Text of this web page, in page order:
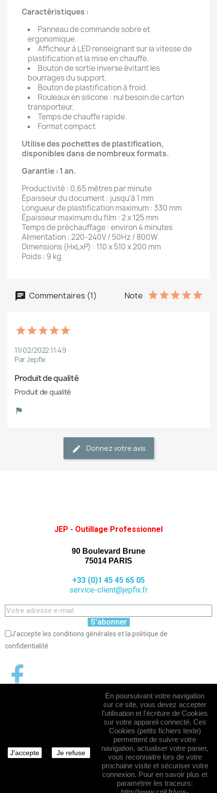
Caractéristiques :
Panneau de commande sobre et
ergonomique.
Afficheur à LED renseignant sur la vitesse de
plastification et la mise en chauffe.
Bouton de sortie inverse évitant les
bourrages du support.
Bouton de plastification à froid.
Rouleaux en silicone : nul besoin de carton
transporteur.
Temps de chauffe rapide.
Format compact
Utilise des pochettes de plastification,
disponibles dans de nombreux formats.
Garantie : 1 an.
Productivité : 0,65 mètres par minute
Épaisseur du document : jusqu'à 1 mm
Longueur de plastification maximum : 330 mm
Épaisseur maximum du film : 2 x 125 mm
Temps de préchauffage : environ 4 minutes
Alimentation : 220-240V / 50Hz / 800W
Dimensions (HxLxP) : 110 x 510 x 200 mm
Poids : 9 kg
Commentaires (1) Note
11/02/2022 11:49
Par Jepfix
Produit de qualité
Produit de qualité
Donnez votre avis
JEP - Outillage Professionnel
90 Boulevard Brune
75014 PARIS
+33 (0)1 45 45 65 05
service-client@jepfix.fr
S’abonner
J'accepte les conditions générales et la politique de
confidentialité
J'accepte Je refuse
En poursuivant votre navigation
sur ce site, vous devez accepter
l’utilisation et l'écriture de Cookies
sur votre appareil connecté. Ces
Cookies (petits fichiers texte)
permettent de suivre votre
navigation, actualiser votre panier,
vous reconnaitre lors de votre
prochaine visite et sécuriser votre
connexion. Pour en savoir plus et
paramétrer les traceurs: